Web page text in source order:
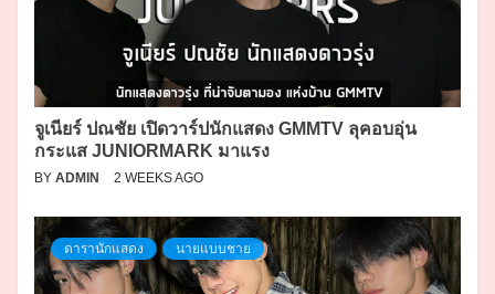
จูเนียร์ ปณชัย เปิดวาร์ปนักแสดง GMMTV ลุคอบอุ่น
กระแส JUNIORMARK มาแรง
BY ADMIN 2 WEEKS AGO
ดารานักแสดง นายแบบชาย